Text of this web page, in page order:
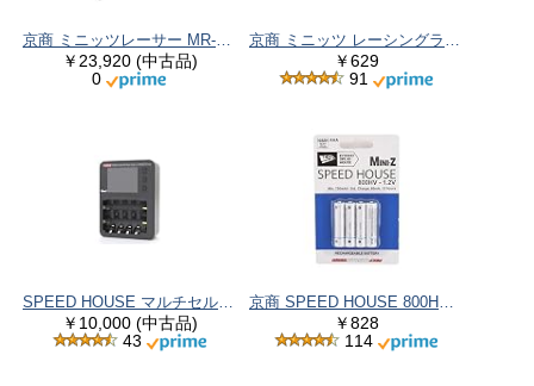
京商 ミニッツレーサー MR-04EVO2 シャシーセット (W-MM/5600KV) 32891
￥23,920 (中古品)
0
京商 ミニッツ レーシングラジアル ワイドタイヤ 30° MZW38-30
￥629
91
SPEED HOUSE マルチセルチャージャー evo 72012
￥10,000 (中古品)
43
京商 SPEED HOUSE 800HV 単4ニッケル水素バッテリー (4pcs) 71998
￥828
114